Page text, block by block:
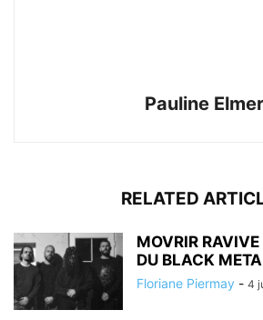
Pauline Elmer
RELATED
MOVRIR
DU BLACK
Floriane Piermay - 4